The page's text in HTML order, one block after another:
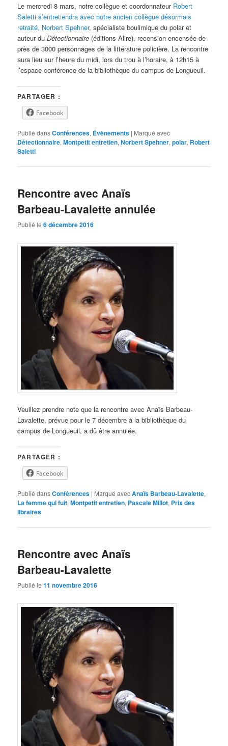
Le mercredi 8 mars, notre collègue et coordonnateur Robert
Saletti s’entretiendra avec notre ancien collègue désormais
retraité, Norbert Spehner, spécialiste boulimique du polar et
auteur duDétectionnaire (éditions Alire), recension encensée de
près de 3000 personnages de la littérature policière. La rencontre
aura lieu sur l’heure du midi, lors du trou à l’horaire, à 12h15 à
l’espace conférence de la bibliothèque du campus de Longueuil.
PARTAGER :
Facebook
Publié dansConférences, Évènements | Marqué avec
Détectionnaire,Montpetit entretien,Norbert Spehner,polar, Robert
Saletti
Rencontre avec Anaïs
Barbeau-Lavalette annulée
Publié le6 décembre 2016
Veuillez prendre note que la rencontre avec Anaïs Barbeau-
Lavalette, prévue pour le 7 décembre à la bibliothèque du
campus de Longueuil, a dû être annulée.
PARTAGER :
Facebook
Publié dansConférences | Marqué avecAnaïs Barbeau-Lavalette,
La femme qui fuit,Montpetit entretien, Pascale Millot, Prix des
libraires
Rencontre avec Anaïs
Barbeau-Lavalette
Publié le11 novembre 2016